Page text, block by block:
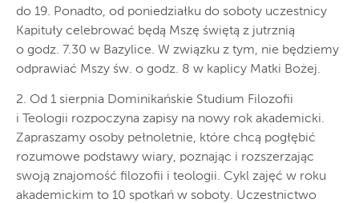
do 19. Ponadto, od poniedziałku do soboty uczestnicy
Kapituły celebrować będą Mszę świętą z jutrznią
o godz. 7.30 w Bazylice. W związku z tym, nie będziemy
odprawiać Mszy św. o godz. 8 w kaplicy Matki Bożej.
2. Od 1 sierpnia Dominikańskie Studium Filozofii
i Teologii rozpoczyna zapisy na nowy rok akademicki.
Zapraszamy osoby pełnoletnie, które chcą pogłębić
rozumowe podstawy wiary, poznając i rozszerzając
swoją znajomość filozofii i teologii. Cykl zajęć w roku
akademickim to 10 spotkań w soboty. Uczestnictwo